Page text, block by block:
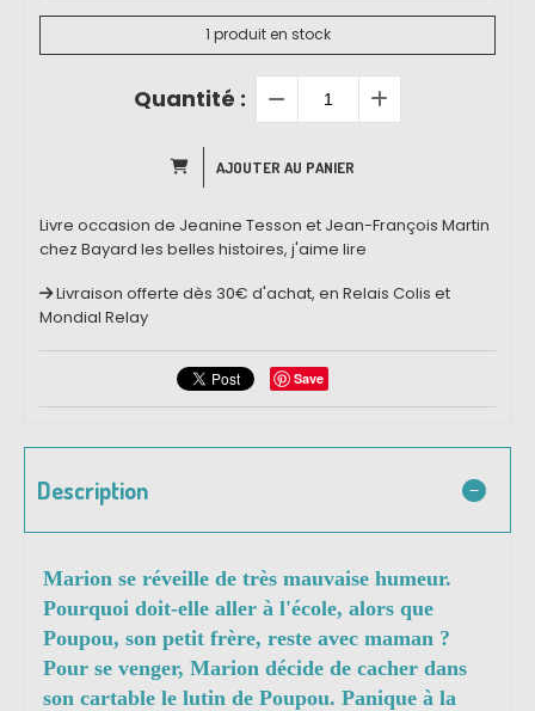
1 produit en stock
Quantité :
AJOUTER AU PANIER
Livre occasion de Jeanine Tesson et Jean-François Martin
chez Bayard les belles histoires, j'aime lire
Livraison offerte dès 30€ d'achat, en Relais Colis et
Mondial Relay
Save
Description
Marion se réveille de très mauvaise humeur.
Pourquoi doit-elle aller à l'école, alors que
Poupou, son petit frère, reste avec maman ?
Pour se venger, Marion décide de cacher dans
son cartable le lutin de Poupou. Panique à la